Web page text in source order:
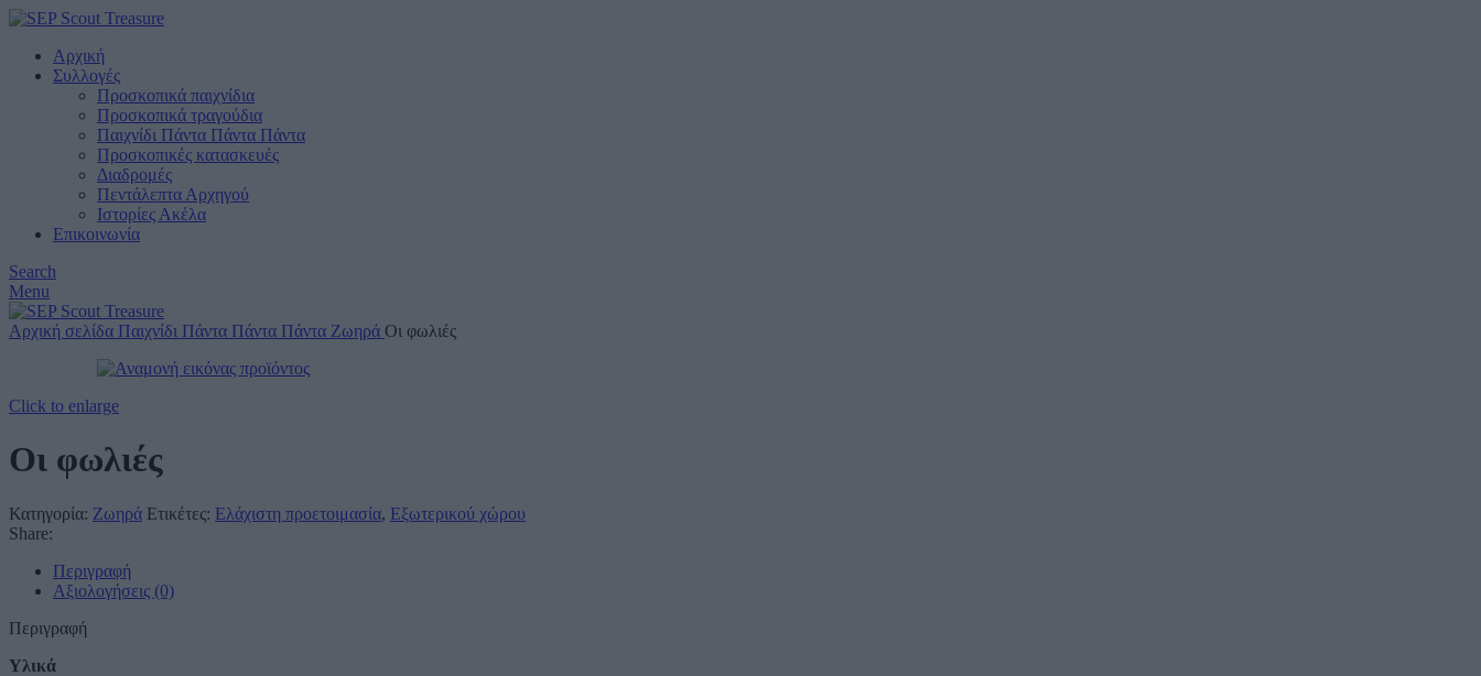
Αρχική
Συλλογές
Προσκοπικά παιχνίδια
Προσκοπικά τραγούδια
Παιχνίδι Πάντα Πάντα Πάντα
Προσκοπικές κατασκευές
Διαδρομές
Πεντάλεπτα Αρχηγού
Ιστορίες Ακέλα
Επικοινωνία
Search
Menu
Αρχική σελίδα Παιχνίδι Πάντα Πάντα Πάντα Ζωηρά Οι φωλιές
Click to enlarge
Οι φωλιές
Κατηγορία: Ζωηρά Ετικέτες: Ελάχιστη προετοιμασία, Εξωτερικού χώρου
Share:
Περιγραφή
Αξιολογήσεις (0)
Περιγραφή
Υλικά